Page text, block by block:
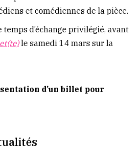
et comédiennes de la pièce.
temps d’échange privilégié, avant
le samedi 14 mars sur la
d’un billet pour